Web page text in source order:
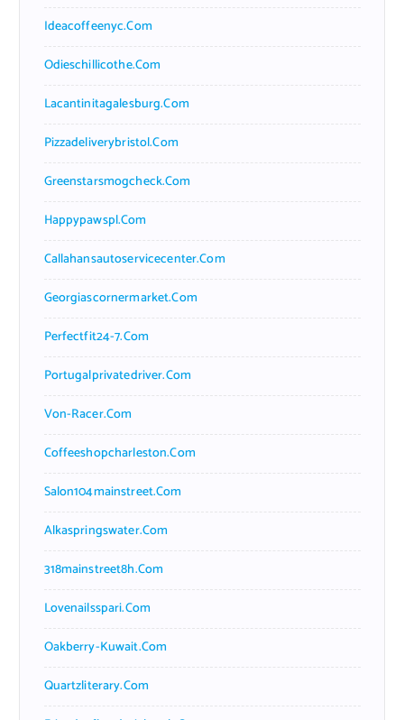
Ideacoffeenyc.com
Odieschillicothe.com
Lacantinitagalesburg.com
Pizzadeliverybristol.com
Greenstarsmogcheck.com
Happypawspl.com
Callahansautoservicecenter.com
Georgiascornermarket.com
Perfectfit24-7.com
Portugalprivatedriver.com
Von-Racer.com
Coffeeshopcharleston.com
Salon104mainstreet.com
Alkaspringswater.com
318mainstreet8h.com
Lovenailsspari.com
Oakberry-Kuwait.com
Quartzliterary.com